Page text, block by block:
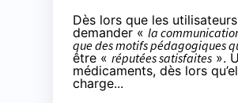
Dès lors que les
demander « la
que des motifs pédagogiques
être « réputées satisfaites ».
médicaments, dès lors
charge...